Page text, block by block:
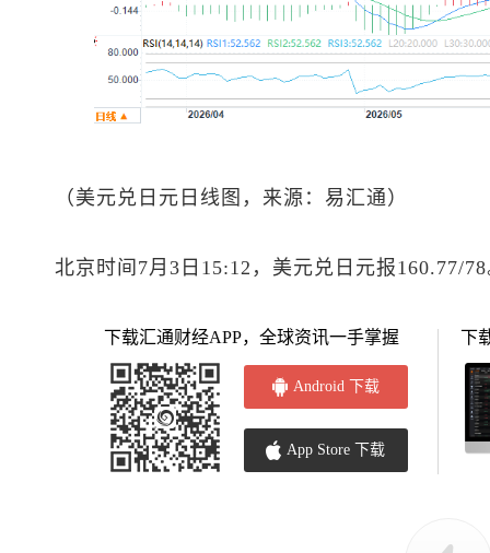
（ 美元兑日元 日线图，来源：易汇通）
北京时间7月3日15:12， 美元兑日元报160.77/
下载汇通财经APP，全球资讯一手掌握
Android 下载
App Store 下载
下